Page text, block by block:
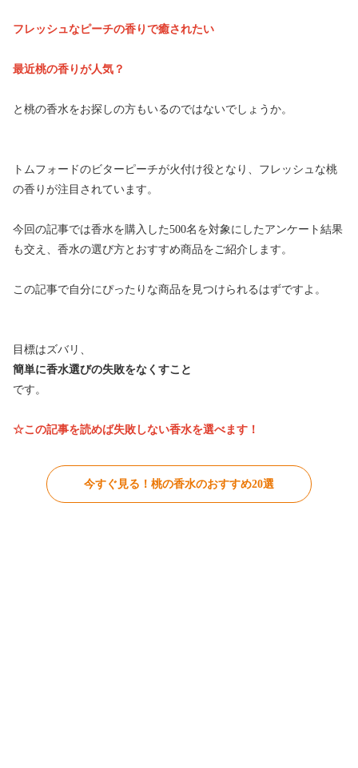
フレッシュなピーチの香りで癒されたい
最近桃の香りが人気？
と桃の香水をお探しの方もいるのではないでしょうか。
トムフォードのビターピーチが火付け役となり、フレッシュな桃
の香りが注目されています。
今回の記事では香水を購入した500名を対象にしたアンケート結果
も交え、香水の選び方とおすすめ商品をご紹介します。
この記事で自分にぴったりな商品を見つけられるはずですよ。
目標はズバリ、
簡単に香水選びの失敗をなくすこと
です。
☆この記事を読めば失敗しない香水を選べます！
今すぐ見る！桃の香水のおすすめ20選